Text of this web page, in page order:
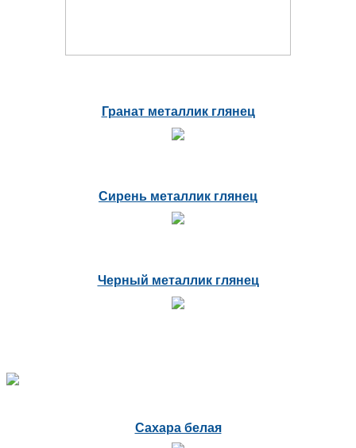
Гранат металлик глянец
Сирень металлик глянец
Черный металлик глянец
Сахара белая